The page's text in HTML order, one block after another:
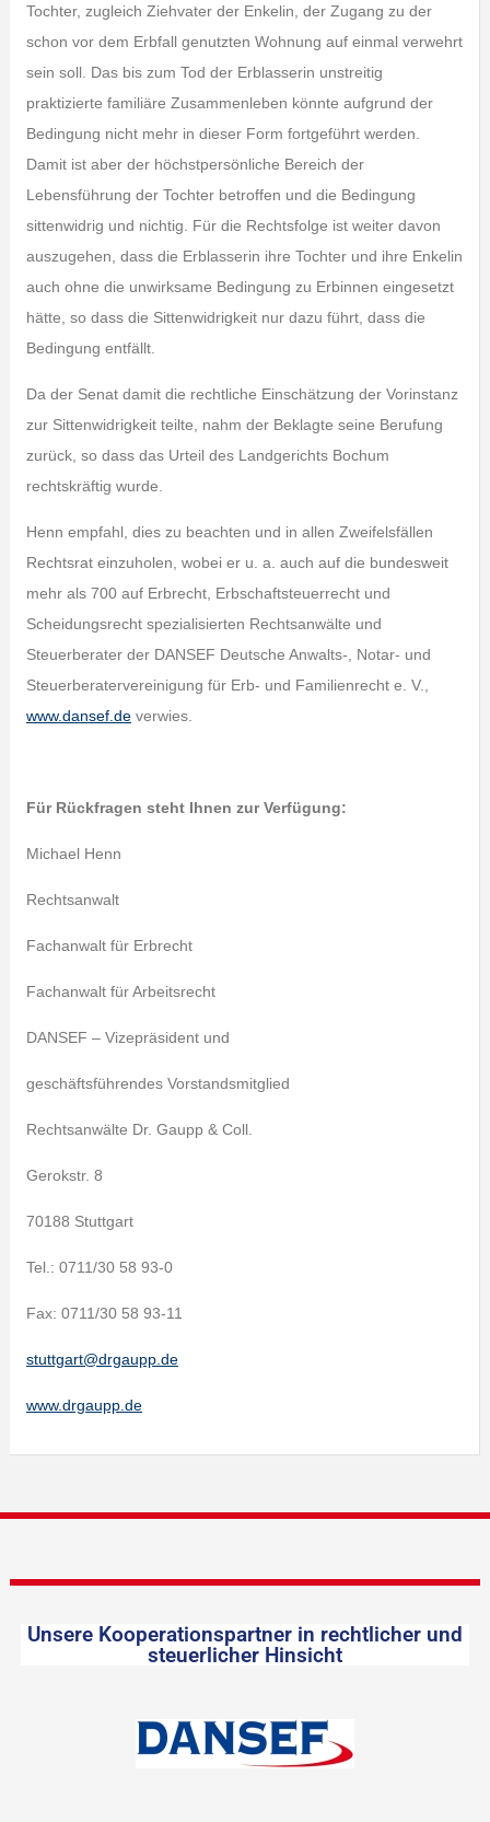
Tochter, zugleich Ziehvater der Enkelin, der Zugang zu der
schon vor dem Erbfall genutzten Wohnung auf einmal verwehrt
sein soll. Das bis zum Tod der Erblasserin unstreitig
praktizierte familiäre Zusammenleben könnte aufgrund der
Bedingung nicht mehr in dieser Form fortgeführt werden.
Damit ist aber der höchstpersönliche Bereich der
Lebensführung der Tochter betroffen und die Bedingung
sittenwidrig und nichtig. Für die Rechtsfolge ist weiter davon
auszugehen, dass die Erblasserin ihre Tochter und ihre Enkelin
auch ohne die unwirksame Bedingung zu Erbinnen eingesetzt
hätte, so dass die Sittenwidrigkeit nur dazu führt, dass die
Bedingung entfällt.
Da der Senat damit die rechtliche Einschätzung der Vorinstanz
zur Sittenwidrigkeit teilte, nahm der Beklagte seine Berufung
zurück, so dass das Urteil des Landgerichts Bochum
rechtskräftig wurde.
Henn empfahl, dies zu beachten und in allen Zweifelsfällen
Rechtsrat einzuholen, wobei er u. a. auch auf die bundesweit
mehr als 700 auf Erbrecht, Erbschaftsteuerrecht und
Scheidungsrecht spezialisierten Rechtsanwälte und
Steuerberater der DANSEF Deutsche Anwalts‑, Notar- und
Steuerberatervereinigung für Erb- und Familienrecht e. V.,
www.dansef.deverwies.
Für Rückfragen steht Ihnen zur Verfügung:
Michael Henn
Rechtsanwalt
Fachanwalt für Erbrecht
Fachanwalt für Arbeitsrecht
DANSEF – Vizepräsident und
geschäftsführendes Vorstandsmitglied
Rechtsanwälte Dr. Gaupp & Coll.
Gerokstr. 8
70188 Stuttgart
Tel.: 0711/30 58 93-0
Fax: 0711/30 58 93-11
stuttgart@drgaupp.de
www.drgaupp.de
Unsere Kooperationspartner in rechtlicher und
steuerlicher Hinsicht